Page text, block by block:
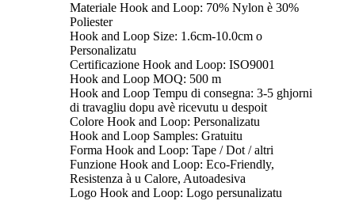
Materiale Hook and Loop: 70% Nylon è 30%
Poliester
Hook and Loop Size: 1.6cm-10.0cm o
Personalizatu
Certificazione Hook and Loop: ISO9001
Hook and Loop MOQ: 500 m
Hook and Loop Tempu di consegna: 3-5 ghjorni
di travagliu dopu avè ricevutu u despoit
Colore Hook and Loop: Personalizatu
Hook and Loop Samples: Gratuitu
Forma Hook and Loop: Tape / Dot / altri
Funzione Hook and Loop: Eco-Friendly,
Resistenza à u Calore, Autoadesiva
Logo Hook and Loop: Logo persunalizatu